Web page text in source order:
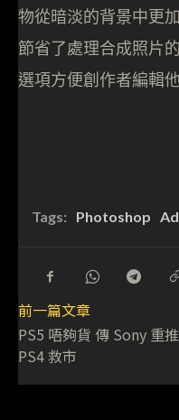
物從暗淡的背景中更
節省了處理合成照片
選項方便創作者編輯
Tags: Photoshop
前一篇文章
PS5 唔夠貨 傳 Sony 重推
PS4 救市